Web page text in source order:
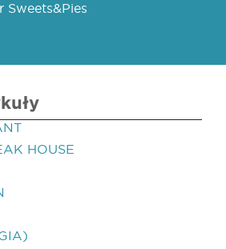
Sweets&Pies
HOUSE